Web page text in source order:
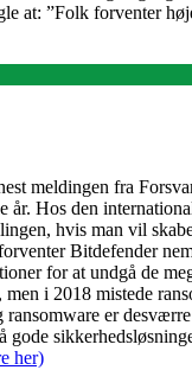
at: ”Folk forventer
meldingen fra
Hos den
hvis man vil
Bitdefender
for at undgå de
i 2018 mistede
er
her)